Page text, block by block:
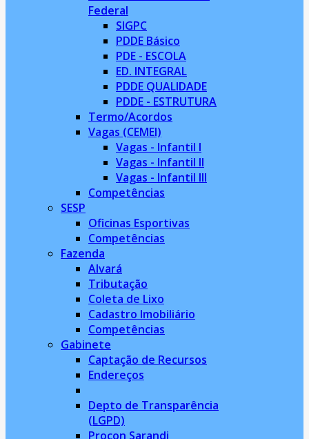
Federal
SIGPC
PDDE Básico
PDE - ESCOLA
ED. INTEGRAL
PDDE QUALIDADE
PDDE - ESTRUTURA
Termo/Acordos
Vagas (CEMEI)
Vagas - Infantil I
Vagas - Infantil II
Vagas - Infantil III
Competências
SESP
Oficinas Esportivas
Competências
Fazenda
Alvará
Tributação
Coleta de Lixo
Cadastro Imobiliário
Competências
Gabinete
Captação de Recursos
Endereços
Depto de Transparência
(LGPD)
Procon Sarandi